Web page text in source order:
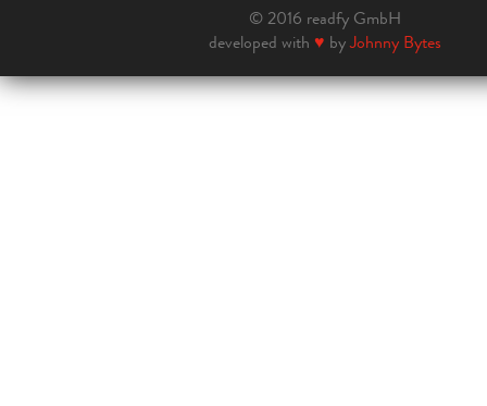
© 2016 readfy GmbH
developed with ♥ byJohnny Bytes